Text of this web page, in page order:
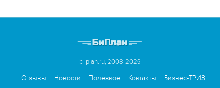
bi-plan.ru, 2008-2026
Отзывы Новости Полезное Контакты Бизнес-ТРИЗ